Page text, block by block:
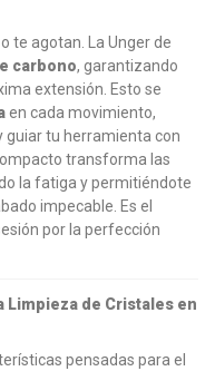
te agotan. La Unger de
carbono, garantizando
extensión. Esto se
en cada movimiento,
guiar tu herramienta con
transforma las
la fatiga y permitiéndote
impecable. Es el
por la perfección
Limpieza de Cristales en
pensadas para el